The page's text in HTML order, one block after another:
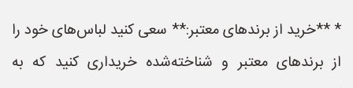
* **خرید از برندهای معتبر:** سعی کنید لباس‌های خود را
از برندهای معتبر و شناخته‌شده خریداری کنید که به